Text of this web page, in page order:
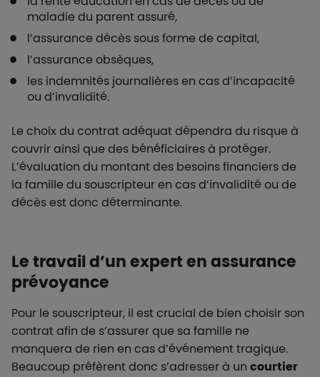
maladie du parent assuré,
l’assurance décès sous forme de capital,
l’assurance obsèques,
les indemnités journalières en cas d’incapacité
ou d’invalidité.
Le choix du contrat adéquat dépendra du risque à
couvrir ainsi que des bénéficiaires à protéger.
L’évaluation du montant des besoins financiers de
la famille du souscripteur en cas d’invalidité ou de
décès est donc déterminante.
Le travail d’un expert en assurance
prévoyance
Pour le souscripteur, il est crucial de bien choisir son
contrat afin de s’assurer que sa famille ne
manquera de rien en cas d’événement tragique.
Beaucoup préfèrent donc s’adresser à un courtier